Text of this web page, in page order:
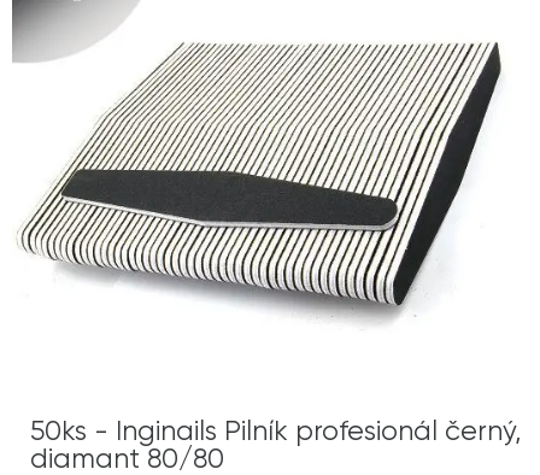
50ks - Inginails Pilník profesionál černý,
diamant 80/80